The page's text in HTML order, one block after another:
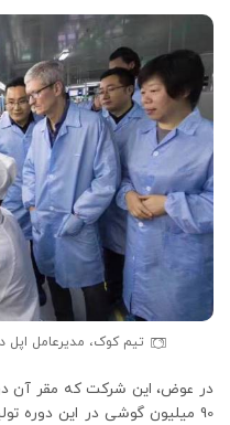
تیم کوک، مدیرعامل اپل
در عوض، این شرکت که مقر آن در
90 میلیون گوشی در این دوره